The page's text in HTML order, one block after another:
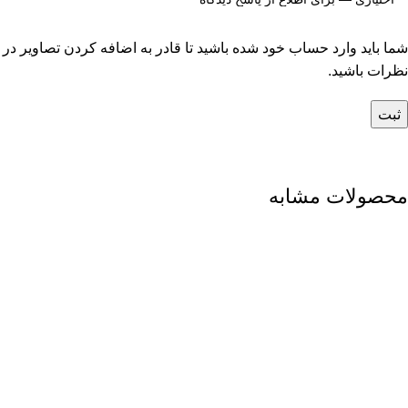
شما باید وارد حساب خود شده باشید تا قادر به اضافه کردن تصاویر در
نظرات باشید.
محصولات مشابه